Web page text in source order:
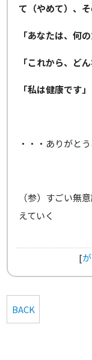
て（やめて）、
「あなたは、何
「これから、ど
「私は健康です
・・・ありがと
（参）すごい無
えていく
[
BACK